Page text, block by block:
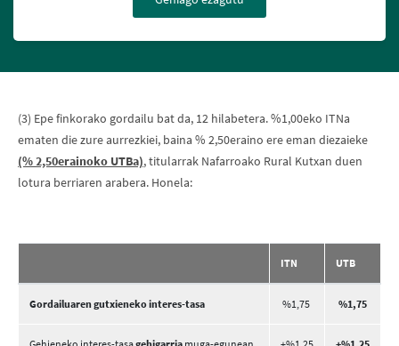
(3) Epe finkorako gordailu bat da, 12 hilabetera. %1,00eko ITNa
ematen die zure aurrezkiei, baina % 2,50eraino ere eman diezaieke
(% 2,50erainoko UTBa), titularrak Nafarroako Rural Kutxan duen
lotura berriaren arabera. Honela:
ITN UTB
Gordailuaren gutxieneko interes-tasa %1,75 %1,75